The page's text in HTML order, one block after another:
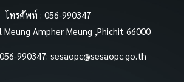
โทรศัพท์ : 056-990347
Ampher Meung ,Phichit 66000
990347: sesaopc@sesaopc.go.th